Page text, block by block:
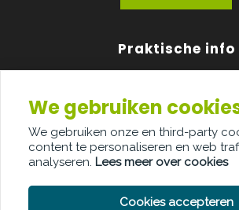
Praktische info
Over ons
Adverteren
Contact
We gebruiken
We gebruiken onze en third-party
content te personaliseren en web
analyseren. Lees meer over cookies
Cookies accepteren